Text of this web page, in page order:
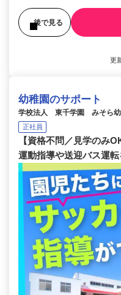
後で見る
更
幼稚園のサポート
学校法人 東千学園 みそら幼
正社員
【資格不問／見学のみ
運動指導や送迎バス運